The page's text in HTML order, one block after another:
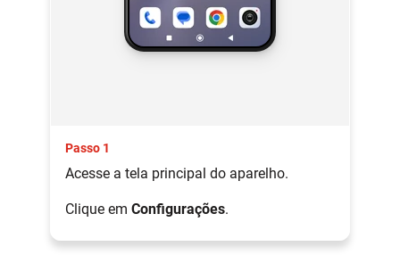
Passo 1
Acesse a tela principal do aparelho.
Clique em Configurações.